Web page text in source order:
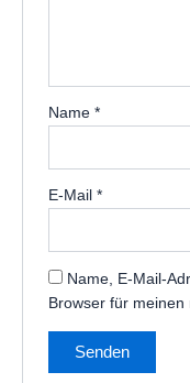
Name *
E-Mail *
Name, E-Mail-
Browser für meinen